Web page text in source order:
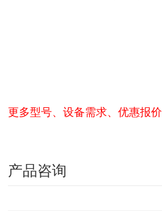
更多型号、设备需求、优惠报价
产品咨询